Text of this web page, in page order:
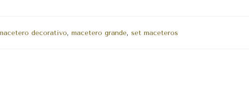
decorativo, macetero grande, set maceteros